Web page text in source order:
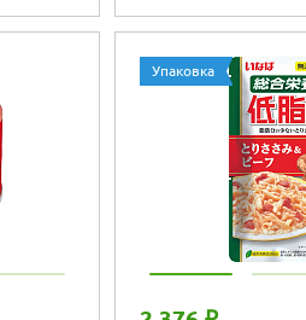
Упаковка